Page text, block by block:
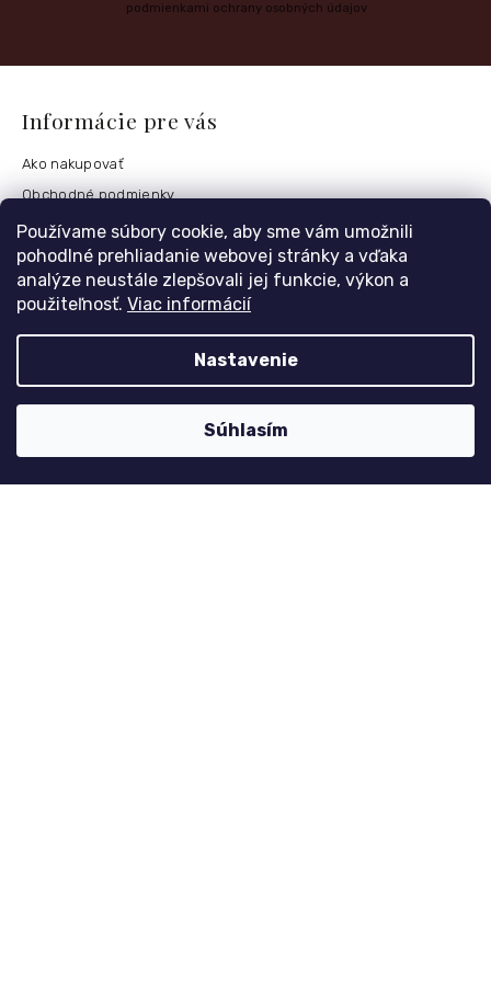
Používame súbory cookie, aby sme vám umožnili
pohodlné prehliadanie webovej stránky a vďaka
analýze neustále zlepšovali jej funkcie, výkon a
použiteľnosť. Viac informácií
Nastavenie
Súhlasím
podmienkami ochrany osobných údajov
Informácie pre vás
Ako nakupovať
Obchodné podmienky
Podmienky ochrany osobných údajov
Postup vrátenia tovaru
Česko